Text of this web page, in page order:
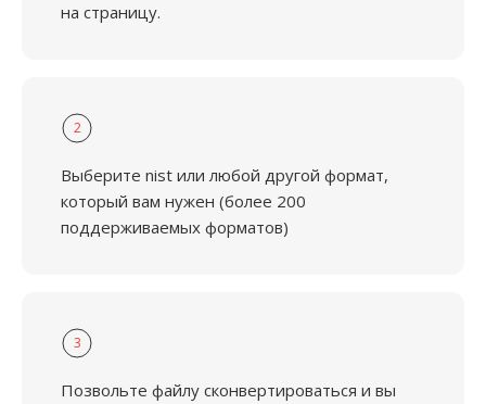
на страницу.
2
Выберите nist или любой другой формат,
который вам нужен (более 200
поддерживаемых форматов)
3
Позвольте файлу сконвертироваться и вы